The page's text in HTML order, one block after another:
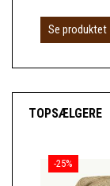
Se produktet
TOPSÆLGERE
-25%